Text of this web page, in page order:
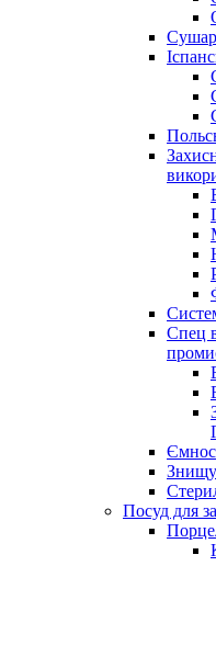
Спец
Посуд для